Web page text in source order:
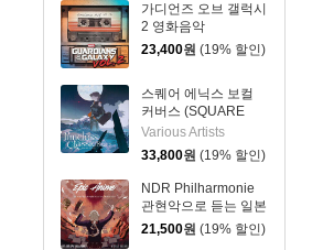
가디언즈 오브 갤럭시
2 영화음악
(Guardians Of The
OST)
23,400원 (19% 할인)
스퀘어 에닉스 보컬
커버스 (SQUARE
ENIX Vocal Covers -
Timeless Classics
Vol.2)
Various Artists
33,800원 (19% 할인)
NDR Philharmonie
관현악으로 듣는 일본
애니메이션 (Epic
Anime)
21,500원 (19% 할인)